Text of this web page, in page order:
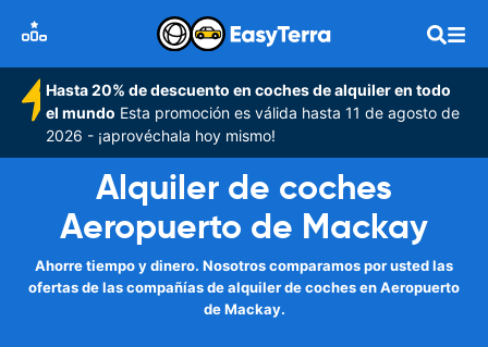
Hasta 20% de descuento en coches de alquiler en todo
el mundo Esta promoción es válida hasta 11 de agosto de
2026 - ¡aprovéchala hoy mismo!
Alquiler de coches
Aeropuerto de Mackay
Ahorre tiempo y dinero. Nosotros comparamos por usted las
ofertas de las compañías de alquiler de coches en Aeropuerto
de Mackay.